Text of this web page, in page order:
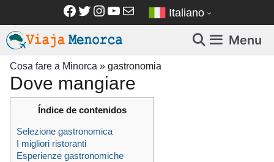
contenuto
Facebook
Twitter
Instagram
YouTube
Email Italiano
Menu
Cosa fare a Minorca » gastronomia
Dove mangiare
Índice de contenidos
Selezione gastronomica
I migliori ristoranti
Esperienze gastronomiche